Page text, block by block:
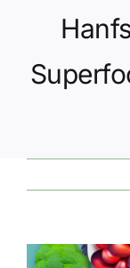
Datenschutz
Zeige